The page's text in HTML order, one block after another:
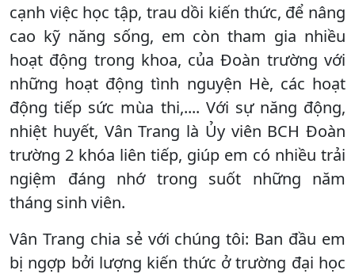
cạnh việc học tập, trau dồi kiến thức, để nâng
cao kỹ năng sống, em còn tham gia nhiều
hoạt động trong khoa, của Đoàn trường với
những hoạt động tình nguyện Hè, các hoạt
động tiếp sức mùa thi,.... Với sự năng động,
nhiệt huyết, Vân Trang là Ủy viên BCH Đoàn
trường 2 khóa liên tiếp, giúp em có nhiều trải
ngiệm đáng nhớ trong suốt những năm
tháng sinh viên.
Vân Trang chia sẻ với chúng tôi: Ban đầu em
bị ngợp bởi lượng kiến thức ở trường đại học